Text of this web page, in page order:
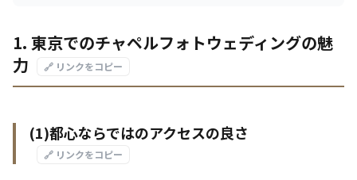
1. 東京でのチャペルフォトウェディングの魅
力
🔗 リンクをコピー
(1)都心ならではのアクセスの良さ
🔗 リンクをコピー